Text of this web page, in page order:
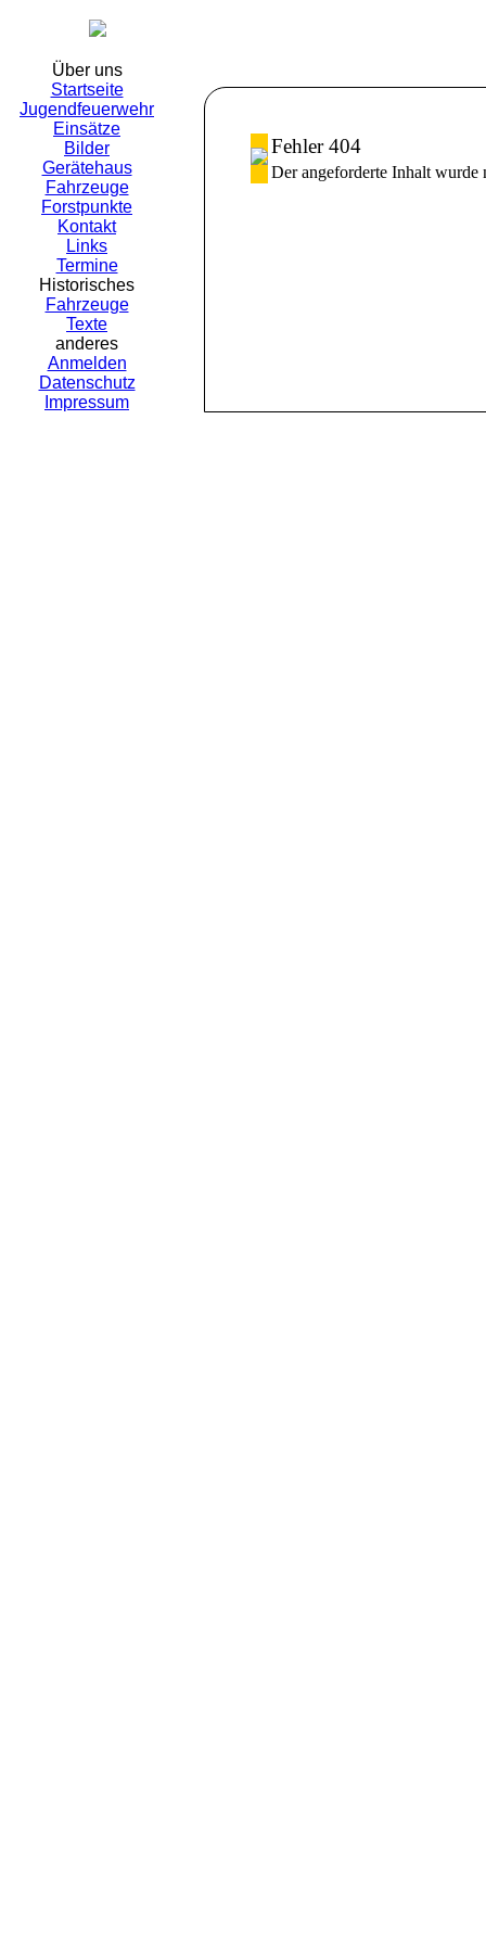
Über uns
Startseite
Jugendfeuerwehr
Einsätze
Bilder
Gerätehaus
Fahrzeuge
Forstpunkte
Kontakt
Links
Termine
Historisches
Fahrzeuge
Texte
anderes
Anmelden
Datenschutz
Impressum
Fehler 404
Der angeforderte Inhalt wurde